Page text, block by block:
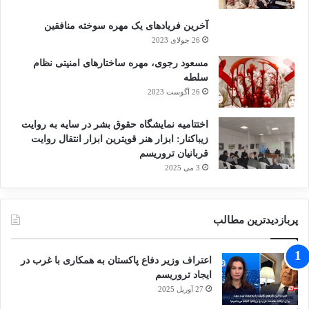
همانطور که فلسطینیان به ما نشان می‌دهند تنها از خیابان‌ها
آخرین فریادهای یک مهره سوخته منافقین
26 جولای 2023
مسعود رجوی، مهره ساختارهای امنیتی نظام
سلطه
26 آگوست 2023
اختتامیه نمایشگاه حقوق بشر در سایه به روایت
زیباکنار: ابزار هنر قویترین ابزار انتقال روایت
قربانیان تروریسم
3 می 2025
پربازدیدترین مطالب
اعتراف وزیر دفاع پاکستان به همکاری با غرب در
ایجاد تروریسم
27 آوریل 2025